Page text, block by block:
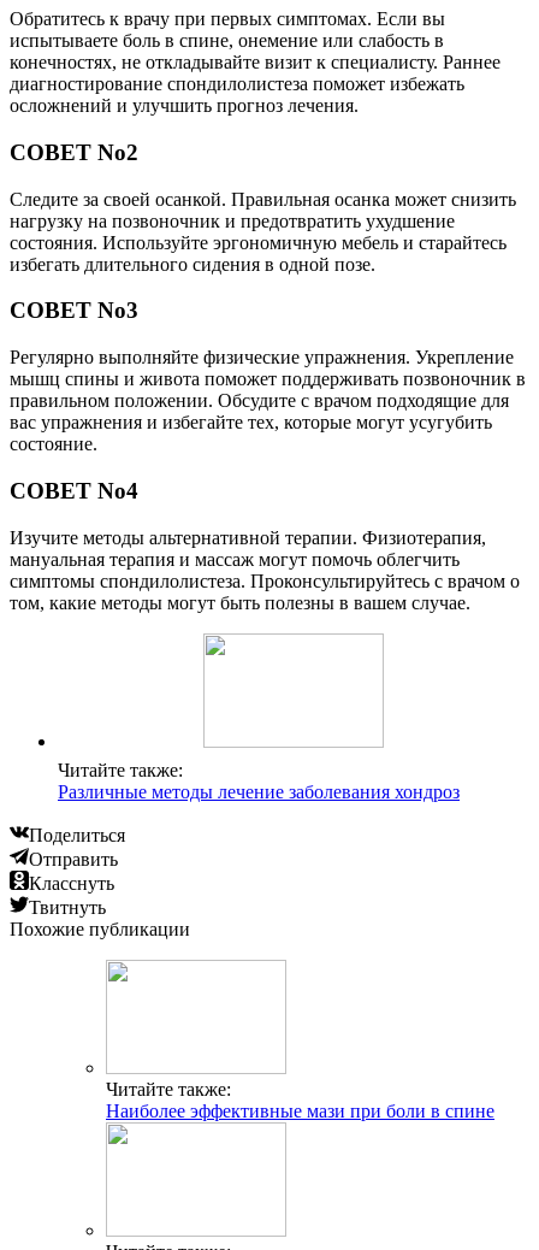
Обратитесь к врачу при первых симптомах. Если вы
испытываете боль в спине, онемение или слабость в
конечностях, не откладывайте визит к специалисту. Раннее
диагностирование спондилолистеза поможет избежать
осложнений и улучшить прогноз лечения.
СОВЕТ No2
Следите за своей осанкой. Правильная осанка может снизить
нагрузку на позвоночник и предотвратить ухудшение
состояния. Используйте эргономичную мебель и старайтесь
избегать длительного сидения в одной позе.
СОВЕТ No3
Регулярно выполняйте физические упражнения. Укрепление
мышц спины и живота поможет поддерживать позвоночник в
правильном положении. Обсудите с врачом подходящие для
вас упражнения и избегайте тех, которые могут усугубить
состояние.
СОВЕТ No4
Изучите методы альтернативной терапии. Физиотерапия,
мануальная терапия и массаж могут помочь облегчить
симптомы спондилолистеза. Проконсультируйтесь с врачом о
том, какие методы могут быть полезны в вашем случае.
Читайте также:
Различные методы лечение заболевания хондроз
Поделиться
Отправить
Класснуть
Твитнуть
Похожие публикации
Читайте также:
Наиболее эффективные мази при боли в спине